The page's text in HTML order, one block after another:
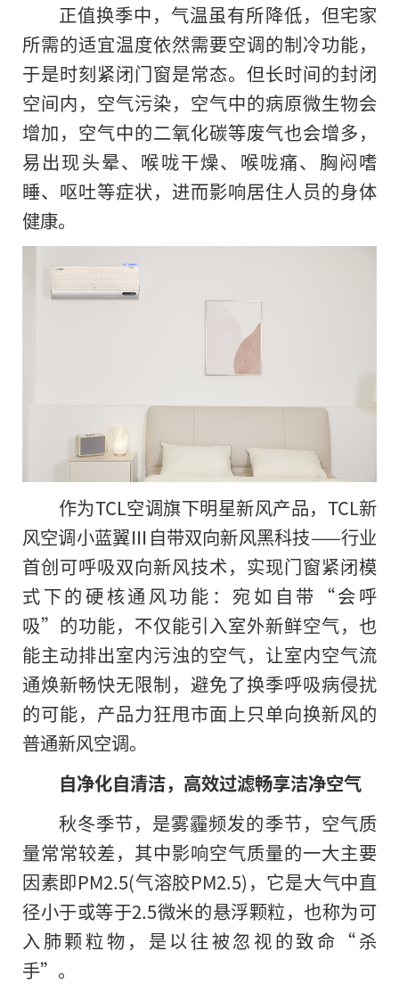
正值换季中，气温虽有所降低，但宅家
所需的适宜温度依然需要空调的制冷功能，
于是时刻紧闭门窗是常态。但长时间的封闭
空间内，空气污染，空气中的病原微生物会
增加，空气中的二氧化碳等废气也会增多，
易出现头晕、喉咙干燥、喉咙痛、胸闷嗜
睡、呕吐等症状，进而影响居住人员的身体
健康。
作为TCL空调旗下明星新风产品，TCL新
风空调小蓝翼Ⅲ自带双向新风黑科技——行业
首创可呼吸双向新风技术，实现门窗紧闭模
式下的硬核通风功能：宛如自带“会呼
吸”的功能，不仅能引入室外新鲜空气，也
能主动排出室内污浊的空气，让室内空气流
通焕新畅快无限制，避免了换季呼吸病侵扰
的可能，产品力狂甩市面上只单向换新风的
普通新风空调。
自净化自清洁，高效过滤畅享洁净空气
秋冬季节，是雾霾频发的季节，空气质
量常常较差，其中影响空气质量的一大主要
因素即PM2.5(气溶胶PM2.5)，它是大气中直
径小于或等于2.5微米的悬浮颗粒，也称为可
入肺颗粒物，是以往被忽视的致命“杀
手”。